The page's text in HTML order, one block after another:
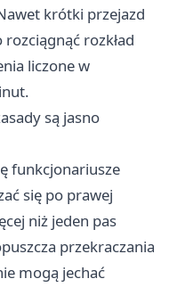
krótki przejazd
rozkład
liczone w
są jasno
funkcjonariusze
się po prawej
niż jeden pas
przekraczania
mogą jechać